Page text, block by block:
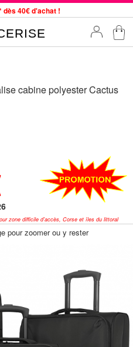
40€ d'achat !
jour même, du lundi au vendredi
du 29/07 au 27/08
Little Marcel à Prix Bas
cabine polyester Cactus
zone difficile d'accès, Corse et îles du littoral
pour zoomer ou y rester